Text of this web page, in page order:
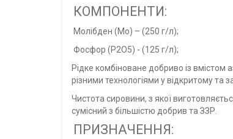
КОМПОНЕНТИ:
Молібден (Mo) – (250 г/л);
Фосфор (Р2О5) - (125 г/л);
Рідке комбіноване добриво із
різними технологіями у відкритому та
Чистота сировини, з якої
сумісний з більшістю добрив та ЗЗР.
ПРИЗНАЧЕННЯ: